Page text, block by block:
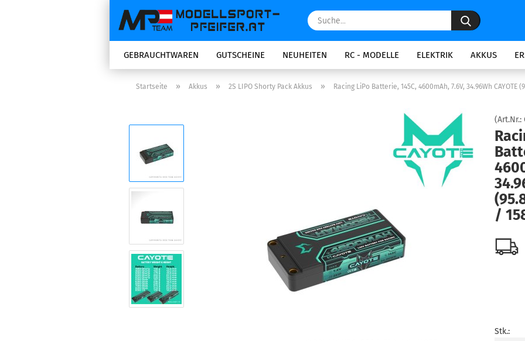
Suche...
GEBRAUCHTWAREN GUTSCHEINE NEUHEITEN RC - MODELLE ELEKTRIK AKKUS
Startseite » Akkus » 2S LIPO Shorty Pack Akkus » Racing LiPo Batterie, 145C, 4600mAh, 7.6V, 34.96Wh CAYOTE
(Art.Nr.:
/
Stk.: